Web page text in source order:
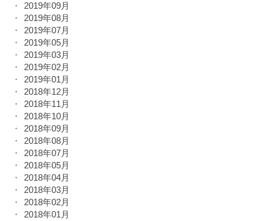
2019年09月
2019年08月
2019年07月
2019年05月
2019年03月
2019年02月
2019年01月
2018年12月
2018年11月
2018年10月
2018年09月
2018年08月
2018年07月
2018年05月
2018年04月
2018年03月
2018年02月
2018年01月